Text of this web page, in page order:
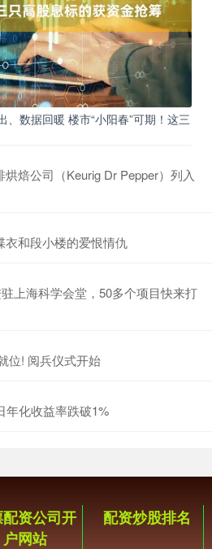
数据回暖 楼市“小阳春”可期！这三
焙公司（Keurig Dr Pepper）列入
衣和段小楼的爱恨情仇
上海科学会堂，50多个项目快来打
位! 阅兵仪式开始
年化收益率跌破1%
资公司开
户网站
配资炒股排名